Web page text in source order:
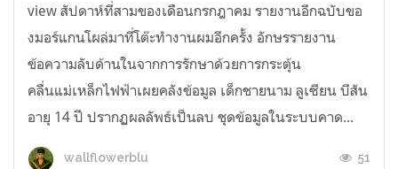
view สัปดาห์ที่สามของเดือนกรกฎาคม รายงานอีกฉบับขอ
งมอร์แกนโผล่มาที่โต๊ะทำงานผมอีกครั้ง อักษรรายงาน
ข้อความลับด้านในจากการรักษาด้วยการกระตุ้น
คลื่นแม่เหล็กไฟฟ้าเผยคลังข้อมูล เด็กชายนาม ลูเซียน บีสัน
อายุ 14 ปี ปรากฏผลลัพธ์เป็นลบ ชุดข้อมูลในระบบคาด...
wallflowerblu 51